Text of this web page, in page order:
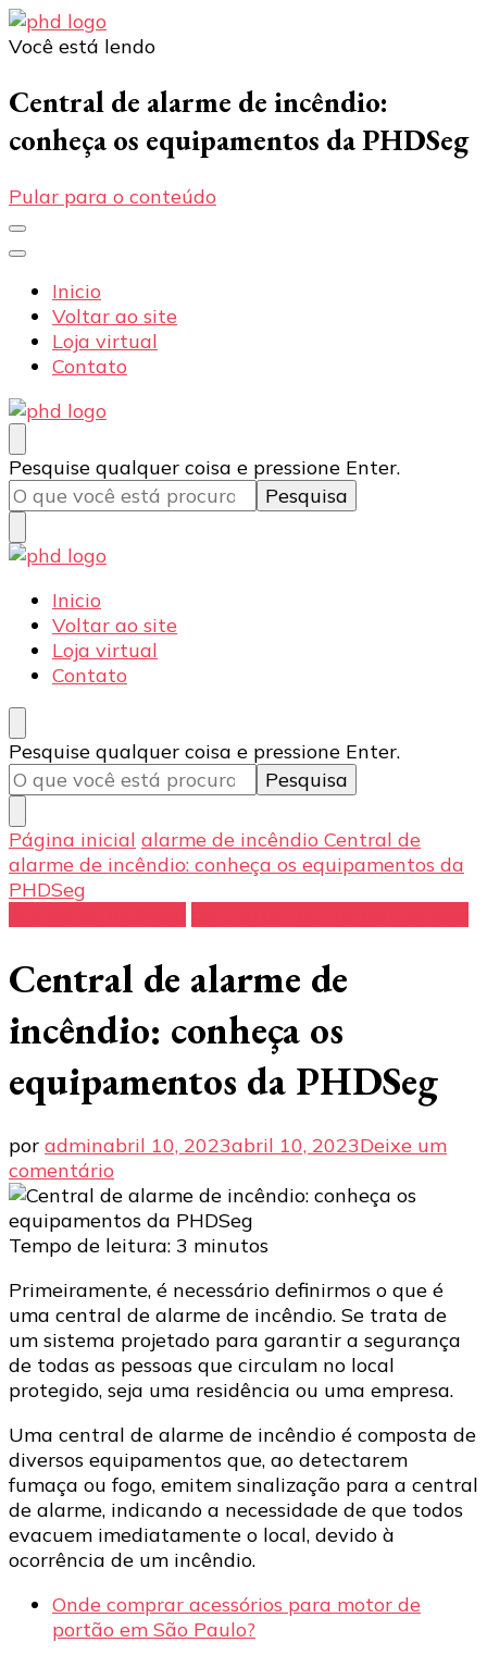
Você está lendo
Central de alarme de incêndio:
conheça os equipamentos da PHDSeg
Pular para o conteúdo
Inicio
Voltar ao site
Loja virtual
Contato
PHD Seg
Blog
Procurando
algo?
Pesquise qualquer coisa e pressione Enter.
PHD Seg
Blog
Inicio
Voltar ao site
Loja virtual
Contato
Procurando
algo?
Pesquise qualquer coisa e pressione Enter.
Página inicial alarme de incêndio Central de
alarme de incêndio: conheça os equipamentos da
PHDSeg
Central de alarme de
incêndio: conheça os
equipamentos da PHDSeg
por adminabril 10, 2023abril 10, 2023Deixe um
comentário
Central
de
alarme
incêndio:
conheça
os
equipamentos
da
Tempo de leitura: 3 minutos
Primeiramente, é necessário definirmos o que é
uma central de alarme de incêndio. Se trata de
um sistema projetado para garantir a segurança
de todas as pessoas que circulam no local
protegido, seja uma residência ou uma empresa.
Uma central de alarme de incêndio é composta de
diversos equipamentos que, ao detectarem
fumaça ou fogo, emitem sinalização para a central
de alarme, indicando a necessidade de que todos
evacuem imediatamente o local, devido à
ocorrência de um incêndio.
Onde comprar acessórios para motor de
portão em São Paulo?